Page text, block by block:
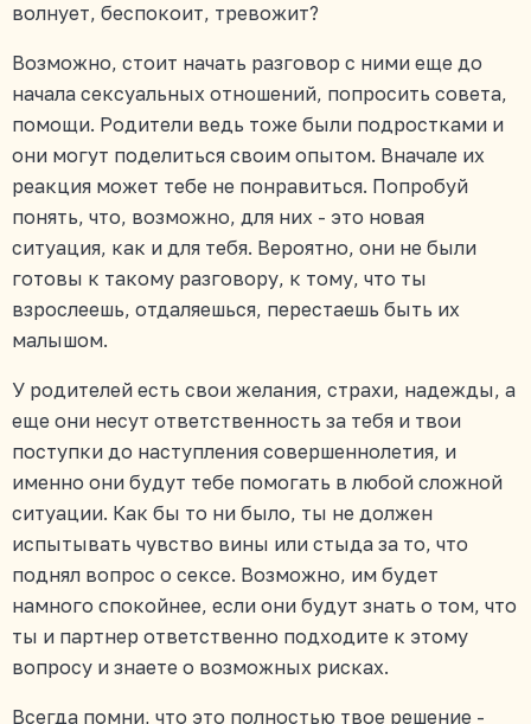
волнует, беспокоит, тревожит?
Возможно, стоит начать разговор с ними еще до
начала сексуальных отношений, попросить совета,
помощи. Родители ведь тоже были подростками и
они могут поделиться своим опытом. Вначале их
реакция может тебе не понравиться. Попробуй
понять, что, возможно, для них - это новая
ситуация, как и для тебя. Вероятно, они не были
готовы к такому разговору, к тому, что ты
взрослеешь, отдаляешься, перестаешь быть их
малышом.
У родителей есть свои желания, страхи, надежды, а
еще они несут ответственность за тебя и твои
поступки до наступления совершеннолетия, и
именно они будут тебе помогать в любой сложной
ситуации. Как бы то ни было, ты не должен
испытывать чувство вины или стыда за то, что
поднял вопрос о сексе. Возможно, им будет
намного спокойнее, если они будут знать о том, что
ты и партнер ответственно подходите к этому
вопросу и знаете о возможных рисках.
Всегда помни, что это полностью твое решение -